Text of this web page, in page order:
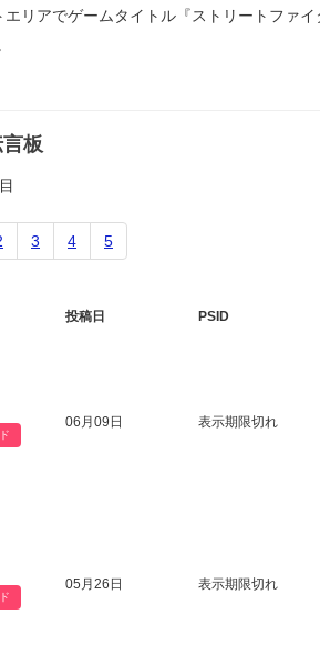
エリアでゲームタイトル『ストリートファ
板
3 4 5
投稿日 PSID
06月09日 表示期限切れ
05月26日 表示期限切れ